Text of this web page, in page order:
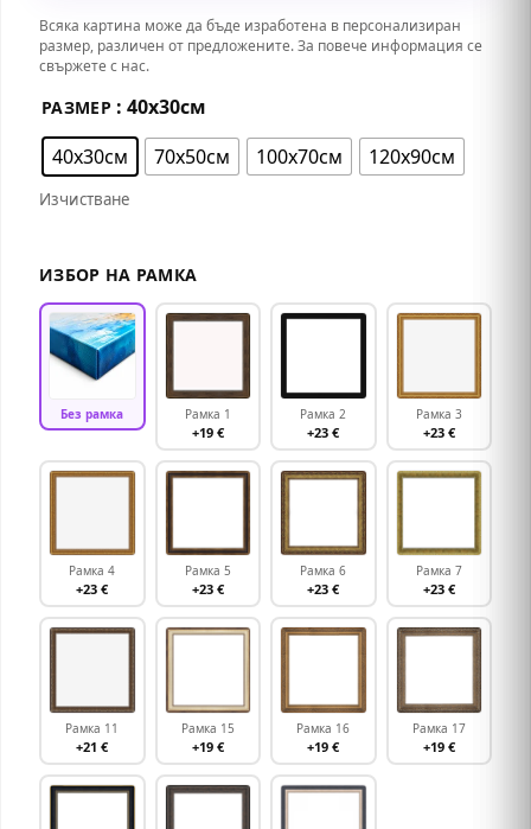
Всяка картина може да бъде изработена в персонализиран
размер, различен от предложените. За повече информация се
свържете с нас.
РАЗМЕР : 40х30см
40х30см
70х50см 100х70см 120х90см
Изчистване
ИЗБОР НА РАМКА
Без рамка Рамка 1
+19 €
Рамка 2
+23 €
Рамка 3
+23 €
Рамка 4
+23 €
Рамка 5
+23 €
Рамка 6
+23 €
Рамка 7
+23 €
Рамка 11
+21 €
Рамка 15
+19 €
Рамка 16
+19 €
Рамка 17
+19 €